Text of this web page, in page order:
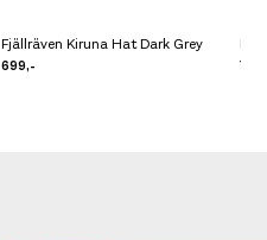
Fjällräven Kiruna Hat Dark Grey
699,-